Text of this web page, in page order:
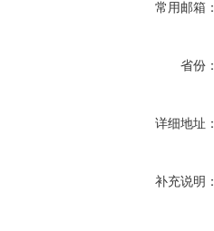
常用邮箱：
省份：
详细地址：
补充说明：